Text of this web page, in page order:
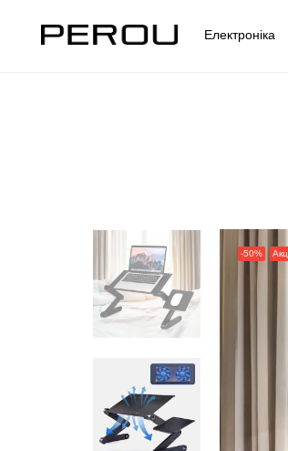
Електроніка
-50%